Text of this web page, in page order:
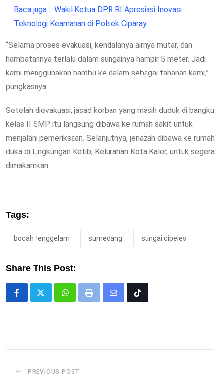
Baca juga : Wakil Ketua DPR RI Apresiasi Inovasi
Teknologi Keamanan di Polsek Ciparay
“Selama proses evakuasi, kendalanya airnya mutar, dan
hambatannya terlalu dalam sungainya hampir 5 meter. Jadi
kami menggunakan bambu ke dalam sebagai tahanan kami,”
pungkasnya.
Setelah dievakuasi, jasad korban yang masih duduk di bangku
kelas II SMP itu langsung dibawa ke rumah sakit untuk
menjalani pemeriksaan. Selanjutnya, jenazah dibawa ke rumah
duka di Lingkungan Ketib, Kelurahan Kota Kaler, untuk segera
dimakamkan.
Tags:
bocah tenggelam sumedang sungai cipeles
Share This Post:
WhatsappPrint
Share
Tiktok
PREVIOUS POST